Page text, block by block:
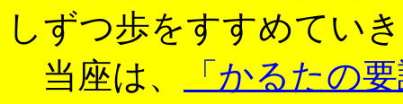
しずつ歩をすすめてい
当座は、
「かるたの